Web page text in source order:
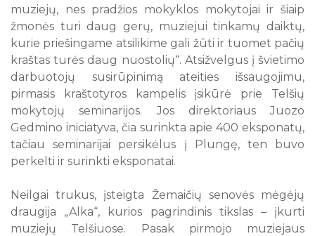
muziejų, nes pradžios mokyklos mokytojai ir šiaip
žmonės turi daug gerų, muziejui tinkamų daiktų,
kurie priešingame atsilikime gali žūti ir tuomet pačių
kraštas turės daug nuostolių“. Atsižvelgus į švietimo
darbuotojų susirūpinimą ateities išsaugojimu,
pirmasis kraštotyros kampelis įsikūrė prie Telšių
mokytojų seminarijos. Jos direktoriaus Juozo
Gedmino iniciatyva, čia surinkta apie 400 eksponatų,
tačiau seminarijai persikėlus į Plungę, ten buvo
perkelti ir surinkti eksponatai.
Neilgai trukus, įsteigta Žemaičių senovės mėgėjų
draugija „Alka“, kurios pagrindinis tikslas – įkurti
muziejų Telšiuose. Pasak pirmojo muziejaus